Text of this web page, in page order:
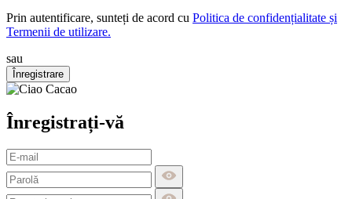
Prin autentificare, sunteți de acord cu Politica de confidențialitate și
Termenii de utilizare.
sau
Înregistrare
Înregistrați-vă